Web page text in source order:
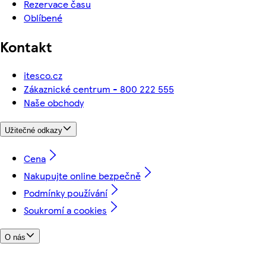
Rezervace času
Oblíbené
Kontakt
itesco.cz
Zákaznické centrum - 800 222 555
Naše obchody
Užitečné odkazy
Cena
Nakupujte online bezpečně
Podmínky používání
Soukromí a cookies
O nás